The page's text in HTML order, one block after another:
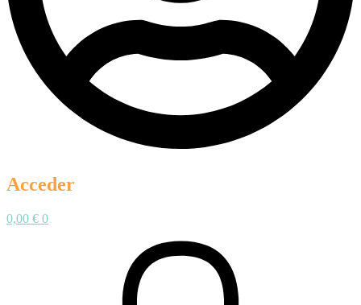
Acceder
0,00 € 0